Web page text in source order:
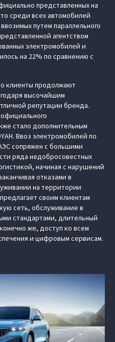
представленных на
среди всех автомобилей
путем параллельного
агентством
электромобилей и
на 22% по сравнению с
клиенты продолжают
высочайшим
репутации бренда.
стало дополнительным
Ввоз электромобилей по
сопряжен с большими
ряда недобросовестных
начиная с нарушений
отказами в
на территории
своим клиентам
сеть, обслуживание в
стандартами, длительный
же, доступ ко всем
и цифровым сервисам.